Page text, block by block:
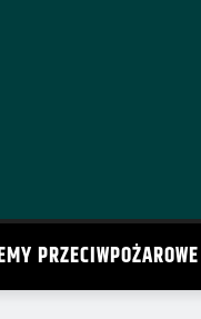
PRZECIWPOŻAROWE